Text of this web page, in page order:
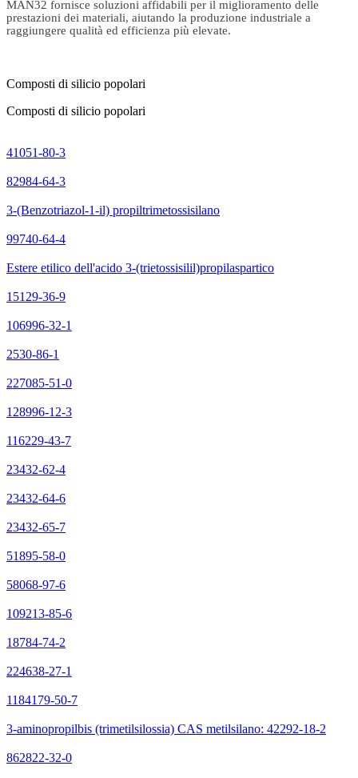
MAN32 fornisce soluzioni affidabili per il miglioramento delle
prestazioni dei materiali, aiutando la produzione industriale a
raggiungere qualità ed efficienza più elevate.
Composti di silicio popolari
Composti di silicio popolari
41051-80-3
82984-64-3
3-(Benzotriazol-1-il) propiltrimetossisilano
99740-64-4
Estere etilico dell'acido 3-(trietossisilil)propilaspartico
15129-36-9
106996-32-1
2530-86-1
227085-51-0
128996-12-3
116229-43-7
23432-62-4
23432-64-6
23432-65-7
51895-58-0
58068-97-6
109213-85-6
18784-74-2
224638-27-1
1184179-50-7
3-aminopropilbis (trimetilsilossia) CAS metilsilano: 42292-18-2
862822-32-0